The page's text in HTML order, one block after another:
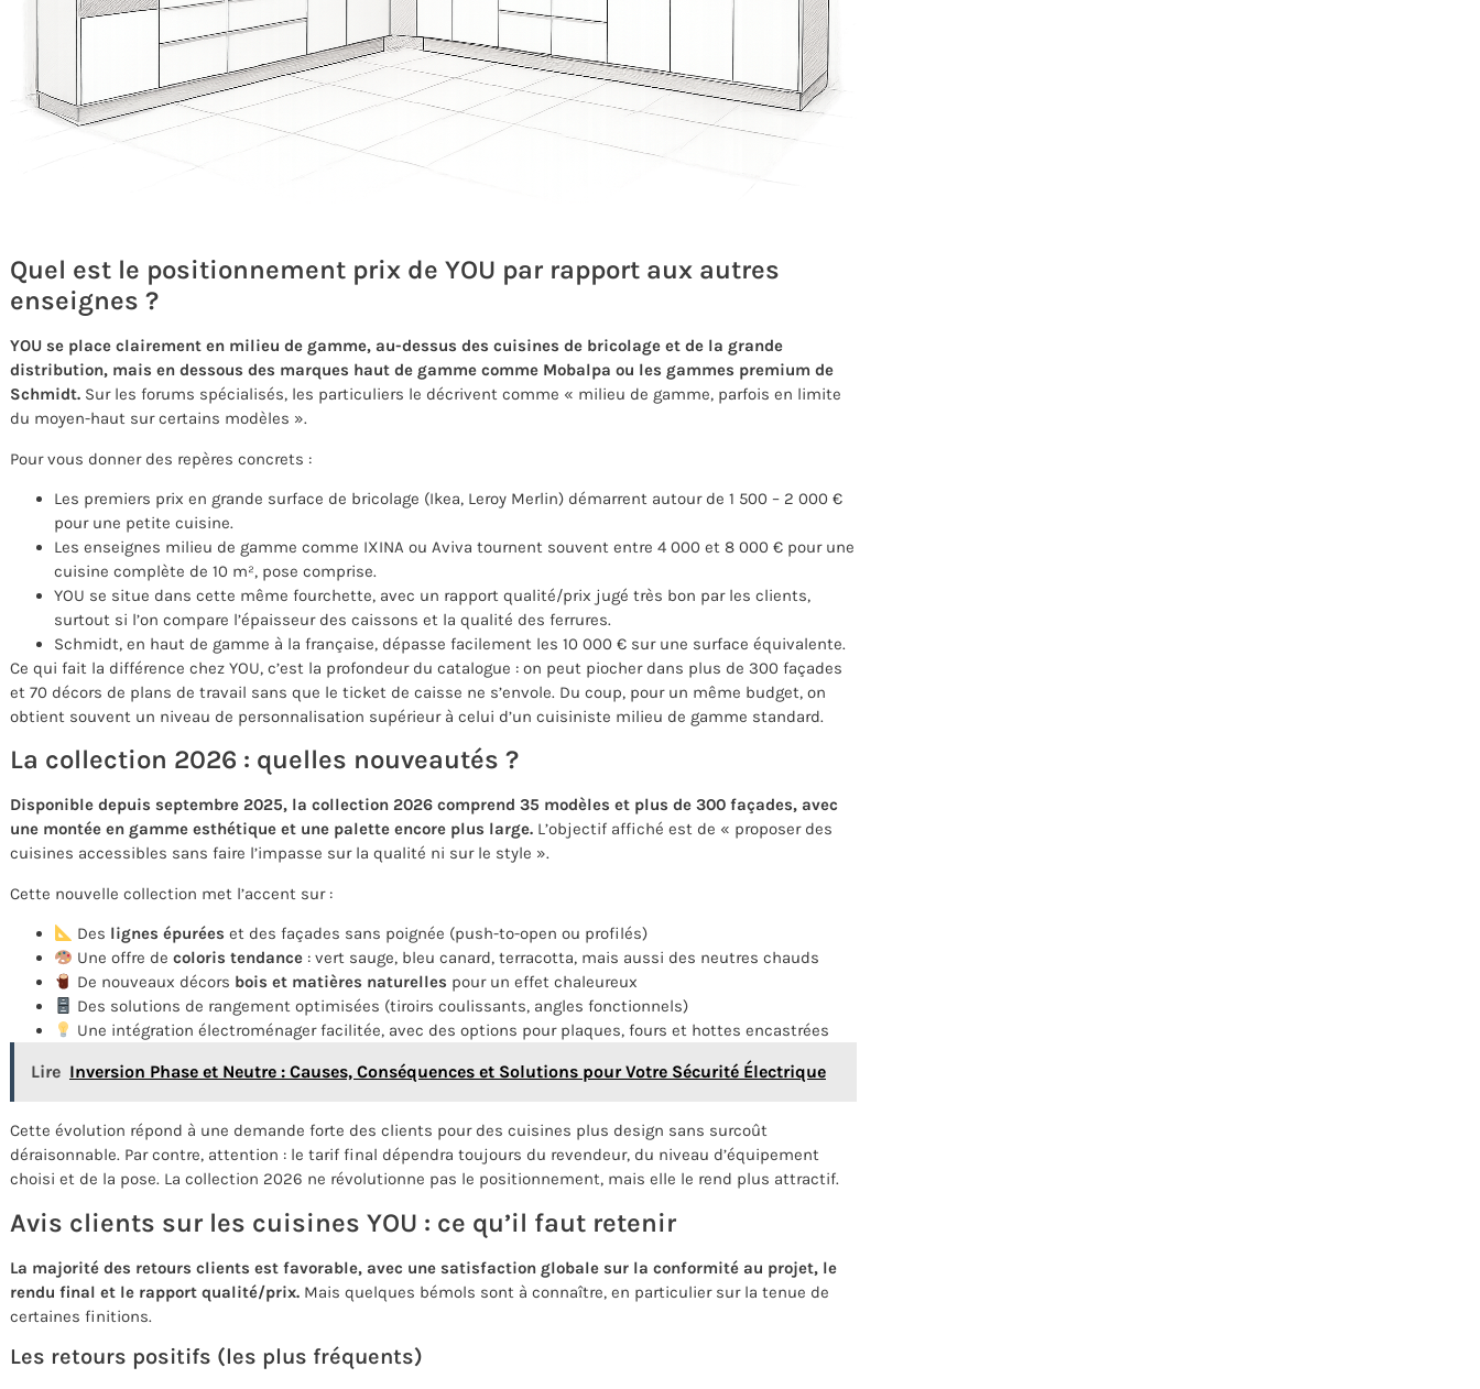
Quel est le positionnement prix de YOU par rapport aux autres
enseignes ?
YOU se place clairement en milieu de gamme, au-dessus des cuisines de bricolage et de la grande
distribution, mais en dessous des marques haut de gamme comme Mobalpa ou les gammes premium de
Schmidt. Sur les forums spécialisés, les particuliers le décrivent comme « milieu de gamme, parfois en limite
du moyen-haut sur certains modèles ».
Pour vous donner des repères concrets :
Les premiers prix en grande surface de bricolage (Ikea, Leroy Merlin) démarrent autour de 1 500 – 2 000 €
pour une petite cuisine.
Les enseignes milieu de gamme comme IXINA ou Aviva tournent souvent entre 4 000 et 8 000 € pour une
cuisine complète de 10 m², pose comprise.
YOU se situe dans cette même fourchette, avec un rapport qualité/prix jugé très bon par les clients,
surtout si l’on compare l’épaisseur des caissons et la qualité des ferrures.
Schmidt, en haut de gamme à la française, dépasse facilement les 10 000 € sur une surface équivalente.
Ce qui fait la différence chez YOU, c’est la profondeur du catalogue : on peut piocher dans plus de 300 façades
et 70 décors de plans de travail sans que le ticket de caisse ne s’envole. Du coup, pour un même budget, on
obtient souvent un niveau de personnalisation supérieur à celui d’un cuisiniste milieu de gamme standard.
La collection 2026 : quelles nouveautés ?
Disponible depuis septembre 2025, la collection 2026 comprend 35 modèles et plus de 300 façades, avec
une montée en gamme esthétique et une palette encore plus large. L’objectif affiché est de « proposer des
cuisines accessibles sans faire l’impasse sur la qualité ni sur le style ».
Cette nouvelle collection met l’accent sur :
Des lignes épurées et des façades sans poignée (push-to-open ou profilés)
Une offre decoloris tendance : vert sauge, bleu canard, terracotta, mais aussi des neutres chauds
De nouveaux décors bois et matières naturelles pour un effet chaleureux
Des solutions de rangement optimisées (tiroirs coulissants, angles fonctionnels)
Une intégration électroménager facilitée, avec des options pour plaques, fours et hottes encastrées
Lire Inversion Phase et Neutre : Causes, Conséquences et Solutions pour Votre Sécurité Électrique
Cette évolution répond à une demande forte des clients pour des cuisines plus design sans surcoût
déraisonnable. Par contre, attention : le tarif final dépendra toujours du revendeur, du niveau d’équipement
choisi et de la pose. La collection 2026 ne révolutionne pas le positionnement, mais elle le rend plus attractif.
Avis clients sur les cuisines YOU : ce qu’il faut retenir
La majorité des retours clients est favorable, avec une satisfaction globale sur la conformité au projet, le
rendu final et le rapport qualité/prix. Mais quelques bémols sont à connaître, en particulier sur la tenue de
certaines finitions.
Les retours positifs (les plus fréquents)